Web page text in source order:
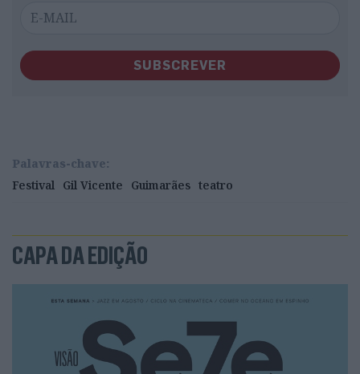
SUBSCREVER
Palavras-chave:
Festival Gil Vicente Guimarães teatro
CAPA DA EDIÇÃO